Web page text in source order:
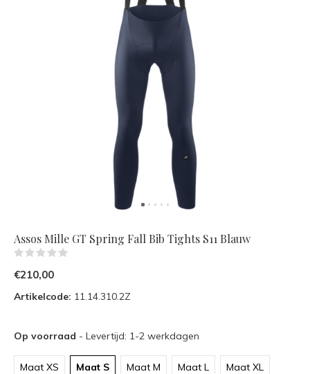
Assos Mille GT Spring Fall Bib Tights S11 Blauw
€210,00
Artikelcode: 11.14.310.2Z
Op voorraad - Levertijd: 1-2 werkdagen
Maat XS Maat S Maat M Maat L Maat XL